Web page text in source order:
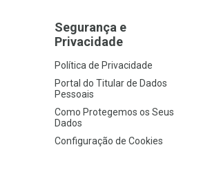
Segurança e
Privacidade
Política de Privacidade
Portal do Titular de Dados
Pessoais
Como Protegemos os Seus
Dados
Configuração de Cookies